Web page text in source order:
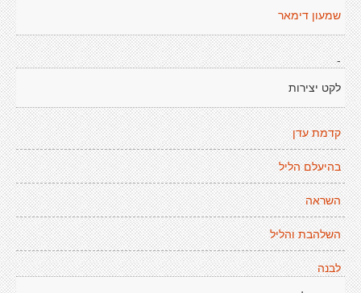
שמעון דימאר
-
לקט יצירות
קדמת עדן
בהיעלם הליל
השראה
השלהבת והליל
לבנה